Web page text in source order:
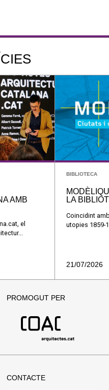
AMB
el
BIBLIOTECA
LA
Coincidint
utopies 1859-
21/07/2026
PROMOGUT PER
CONTACTE